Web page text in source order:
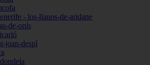
- los-llanos-de-aridane
de-onís
joan-despí